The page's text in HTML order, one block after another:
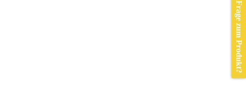
Frage zum Produkt?